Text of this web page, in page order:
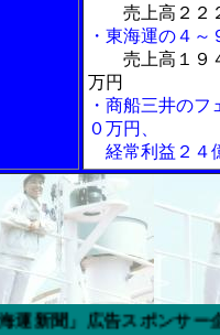
売上高２２
・東海運の４
売上高１９
万円
・商船三井の
０万円、
経常利益２４
ポンサー企業